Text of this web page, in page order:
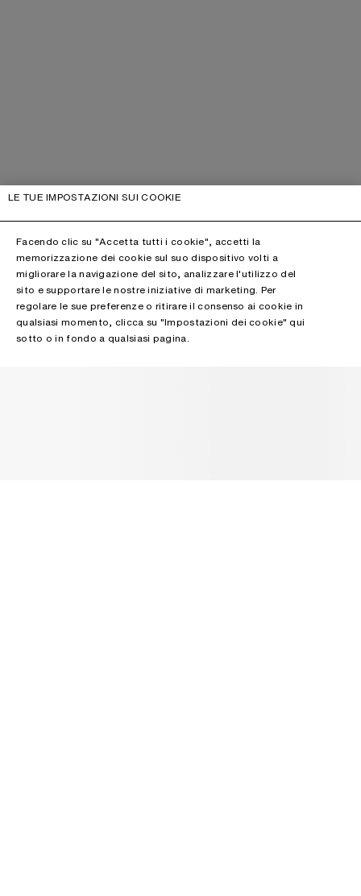
LE TUE IMPOSTAZIONI SUI COOKIE
Facendo clic su "Accetta tutti i cookie", accetti la
memorizzazione dei cookie sul suo dispositivo volti a
migliorare la navigazione del sito, analizzare l'utilizzo del
sito e supportare le nostre iniziative di marketing. Per
regolare le sue preferenze o ritirare il consenso ai cookie in
qualsiasi momento, clicca su "Impostazioni dei cookie" qui
sotto o in fondo a qualsiasi pagina.